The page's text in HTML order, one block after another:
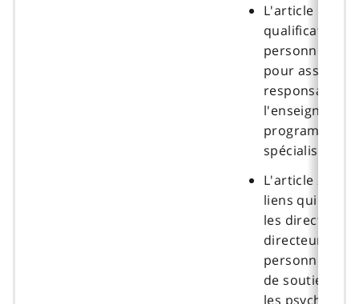
L'article 19
qualifications
personnel
pour assumer
responsabilité
programme
spécialisée.
L'article 26
liens qui
les directrices
directeurs
personnel
de soutien,
les